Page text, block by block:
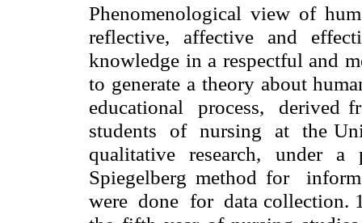
Phenomenological view of
reflective, affective and
knowledge in a respectful and
to generate a theory about
educational process,
students of nursing at the
qualitative research, under a
Spiegelberg method for
were done for data collection.